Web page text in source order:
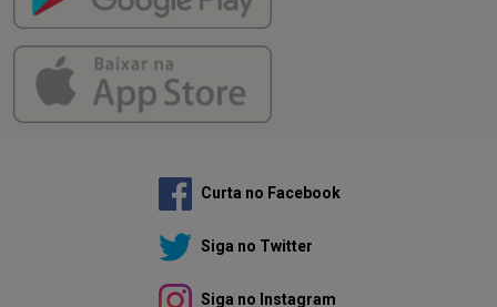
Curta no Facebook
Siga no Twitter
Siga no Instagram